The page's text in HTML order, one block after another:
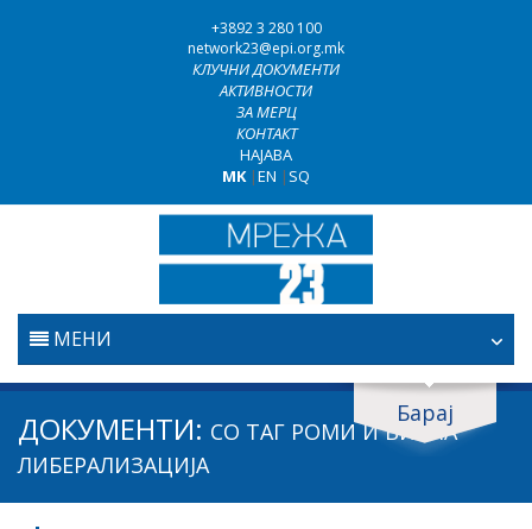
+3892 3 280 100
network23@epi.org.mk
КЛУЧНИ ДОКУМЕНТИ
АКТИВНОСТИ
ЗА МЕРЦ
КОНТАКТ
НАЈАВА
MK|EN | SQ
МЕНИ
ПОЧЕТНА
ПРАВОСУДСТВО
БОРБА ПРОТИВ КОРУПЦИЈАТА
Барај
Барај документи
Барај
ДОКУМЕНТИ: СО ТАГ РОМИ И ВИЗНА
ЛИБЕРАЛИЗАЦИЈА